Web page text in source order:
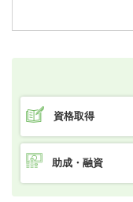
資格取得
助成・融資